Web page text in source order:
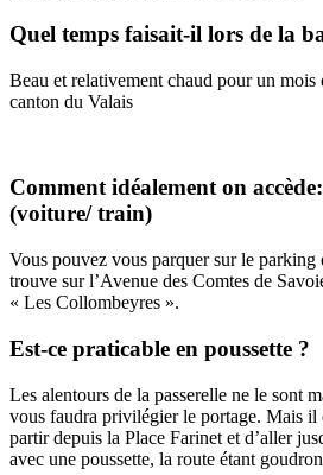
Quel temps faisait-il lors de la
Beau et relativement chaud pour un mois
canton du Valais
Comment idéalement on
(voiture/ train)
Vous pouvez vous parquer sur le parking
trouve sur l’Avenue des Comtes de
« Les Collombeyres ».
Est-ce praticable en poussette ?
Les alentours de la passerelle ne le sont
vous faudra privilégier le portage. Mais il
partir depuis la Place Farinet et d’aller
avec une poussette, la route étant